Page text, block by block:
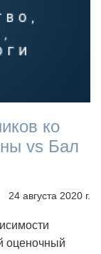
ко
vs Бал
24 августа 2020 г.
оценочный